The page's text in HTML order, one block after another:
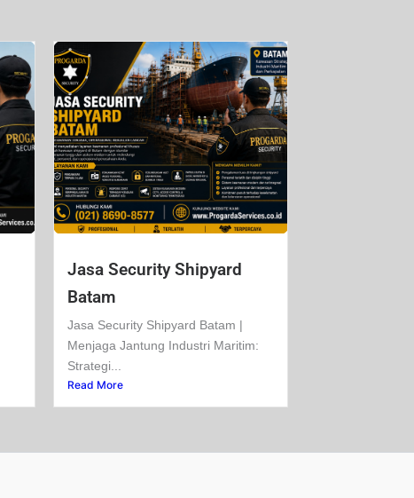
Jasa Security Shipyard
Batam
Jasa Security Shipyard Batam |
Menjaga Jantung Industri Maritim:
Strategi...
Read More